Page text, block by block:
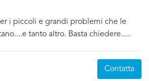
i piccoli e grandi problemi che le
tanto altro. Basta chiedere.....
Contatta